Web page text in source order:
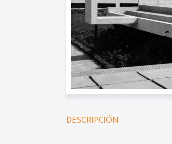
DESCRIPCIÓN